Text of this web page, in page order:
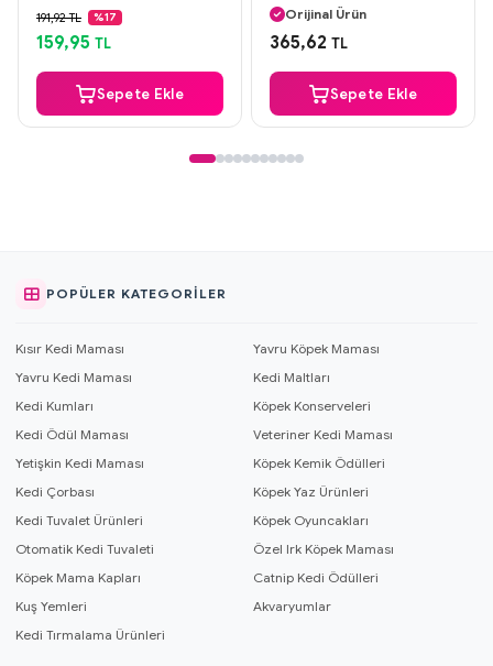
Güvenli Ödeme
Aynı Gün Kargo
191,92 TL %17
159,95 TL
Sepete Ekle
Orijinal Ürün
Güvenli Ödeme
365,62 TL
Sepete Ekle
POPÜLER KATEGORILER
Kısır Kedi Maması
Yavru Köpek Maması
Yavru Kedi Maması
Kedi Maltları
Kedi Kumları
Köpek Konserveleri
Kedi Ödül Maması
Veteriner Kedi Maması
Yetişkin Kedi Maması
Köpek Kemik Ödülleri
Kedi Çorbası
Köpek Yaz Ürünleri
Kedi Tuvalet Ürünleri
Köpek Oyuncakları
Otomatik Kedi Tuvaleti
Özel Irk Köpek Maması
Köpek Mama Kapları
Catnip Kedi Ödülleri
Kuş Yemleri
Akvaryumlar
Kedi Tırmalama Ürünleri